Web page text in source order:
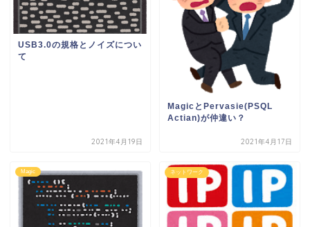
USB3.0の規格とノイズについ
て
2021年4月19日
MagicとPervasie(PSQL
Actian)が仲違い？
2021年4月17日
Magic ネットワーク